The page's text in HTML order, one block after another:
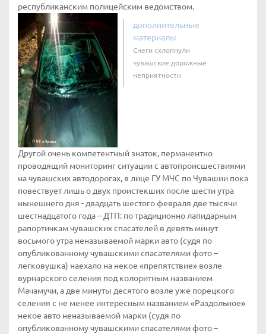
республиканским полицейским ведомством.
дополнительные
материалы
Снеги схлопнули
чувашские дорожные
неприятности
Другой очень компетентный знаток, перманентно
проводящий мониторинг ситуации с автопроисшествиями
на чувашских автодорогах, в лице ГУ МЧС по Чувашии пока
повествует лишь о двух проистекших после шести утра
нынешнего дня - двадцать шестого февраля две тысячи
шестнадцатого года – ДТП: по традиционно лапидарным
рапортичкам чувашских спасателей в девять минут
восьмого утра неназываемой марки авто (судя по
опубликованному чувашскими спасателями фото –
легковушка) наехало на некое «препятствие» возле
вурнарского селения под колоритным названием
Мачамучи, а две минуты десятого возле уже порецкого
селения с не менее интересным названием «Раздольное»
некое авто неназываемой марки (судя по
опубликованному чувашскими спасателями фото –